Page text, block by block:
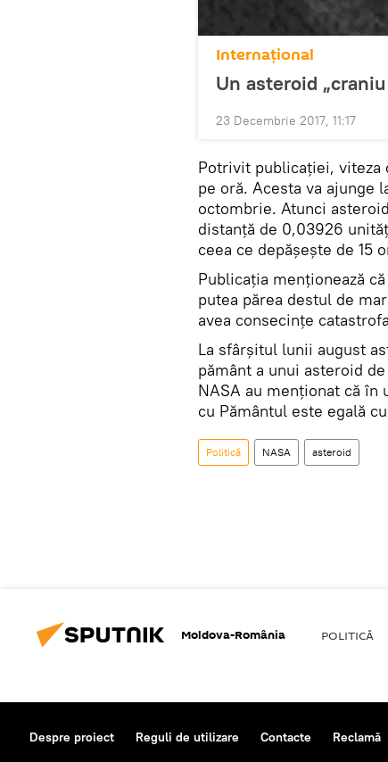
Internaţional
Un asteroid
23 Decembrie 2017, 11:17
Potrivit publicației, viteza
pe oră. Acesta va ajunge
octombrie. Atunci
distanță de 0,03926
ceea ce depășește de 15
Publicația menționează
putea părea destul de
avea consecințe
La sfârșitul lunii august
pământ a unui asteroid
NASA au menționat că
cu Pământul este egală
Politică NASA asteroid
Moldova-România POLITICĂ
Despre proiect Reguli de utilizare Contacte Reclamă